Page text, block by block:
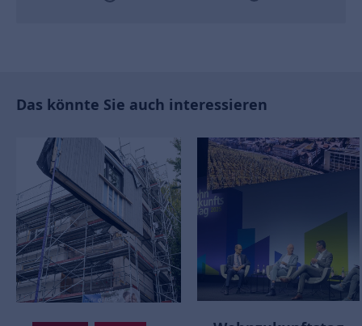
Das könnte Sie auch interessieren